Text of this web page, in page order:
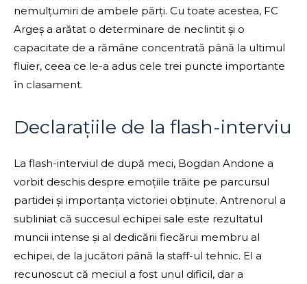
nemulțumiri de ambele părți. Cu toate acestea, FC
Argeș a arătat o determinare de neclintit și o
capacitate de a rămâne concentrată până la ultimul
fluier, ceea ce le-a adus cele trei puncte importante
în clasament.
Declarațiile de la flash-interviu
La flash-interviul de după meci, Bogdan Andone a
vorbit deschis despre emoțiile trăite pe parcursul
partidei și importanța victoriei obținute. Antrenorul a
subliniat că succesul echipei sale este rezultatul
muncii intense și al dedicării fiecărui membru al
echipei, de la jucători până la staff-ul tehnic. El a
recunoscut că meciul a fost unul dificil, dar a